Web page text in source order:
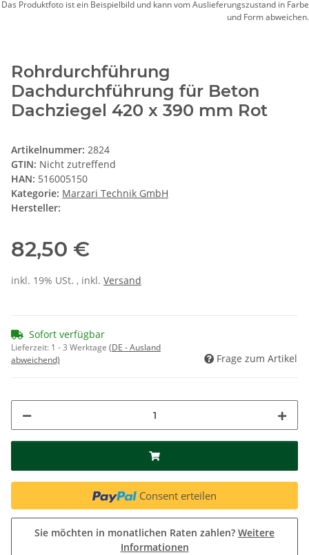
Das Produktfoto ist ein Beispielbild und kann vom Auslieferungszustand in Farbe
und Form abweichen.
Rohrdurchführung
Dachdurchführung für Beton
Dachziegel 420 x 390 mm Rot
Artikelnummer: 2824
GTIN: Nicht zutreffend
HAN: 516005150
Kategorie: Marzari Technik GmbH
Hersteller:
82,50 €
inkl. 19% USt. , inkl. Versand
Sofort verfügbar
Lieferzeit: 1 - 3 Werktage (DE - Ausland
abweichend)
Frage zum Artikel
Consent erteilen
Sie möchten in monatlichen Raten zahlen? Weitere
Informationen